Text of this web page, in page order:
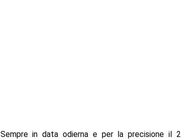
Sempre in data odierna e per la precisione il